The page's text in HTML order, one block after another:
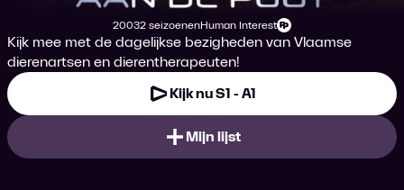
Productiejaar
20032 seizoenen
Genre
Human Interest
Leeftijdsclassificatie
Kijk mee met de dagelijkse bezigheden van Vlaamse
dierenartsen en dierentherapeuten!
Kijk nu S1 - A1
Mijn lijst